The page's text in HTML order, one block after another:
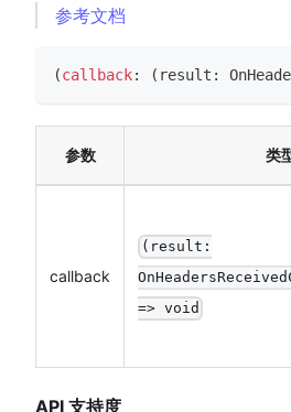
参考文档
(callback: ( result :
参数 类
callback
(result:
=> void
API 支持度